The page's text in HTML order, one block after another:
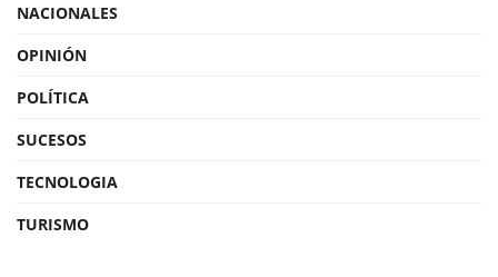
NACIONALES
OPINIÓN
POLÍTICA
SUCESOS
TECNOLOGIA
TURISMO